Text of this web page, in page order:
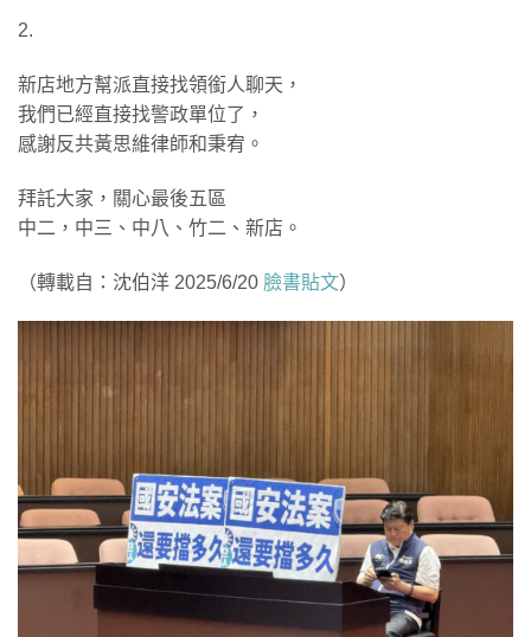
2.
新店地方幫派直接找領銜人聊天，
我們已經直接找警政單位了，
感謝反共黃思維律師和秉宥。
拜託大家，關心最後五區
中二，中三、中八、竹二、新店。
（轉載自：沈伯洋 2025/6/20 臉書貼文）